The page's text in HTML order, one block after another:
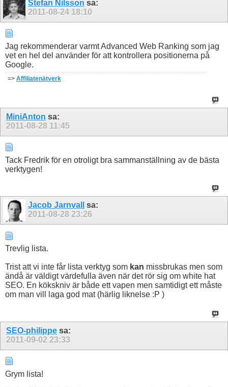
Stefan Nilsson sa:
2011-08-24 18:10
Jag rekommenderar varmt Advanced Web Ranking som jag
vet en hel del använder för att kontrollera positionerna på
Google.
=> Affiliatenätverk
MiniAnton sa:
2011-08-28 11:45
Tack Fredrik för en otroligt bra sammanställning av de bästa
verktygen!
Jacob Jarnvall
sa:
2011-08-28 23:26
Trevlig lista.
Trist att vi inte får lista verktyg som kan missbrukas men som
ändå är väldigt värdefulla även när det rör sig om white hat
SEO. En kökskniv är både ett vapen men samtidigt ett måste
om man vill laga god mat (härlig liknelse :P )
SEO-philippe sa:
2011-09-02 23:33
Grym lista!